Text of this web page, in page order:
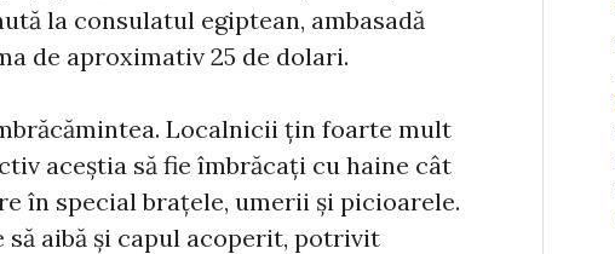
la consulatul egiptean, ambasadă
de aproximativ 25 de dolari.
Localnicii țin foarte mult
aceștia să fie îmbrăcați cu haine cât
în special brațele, umerii și picioarele.
aibă și capul acoperit, potrivit